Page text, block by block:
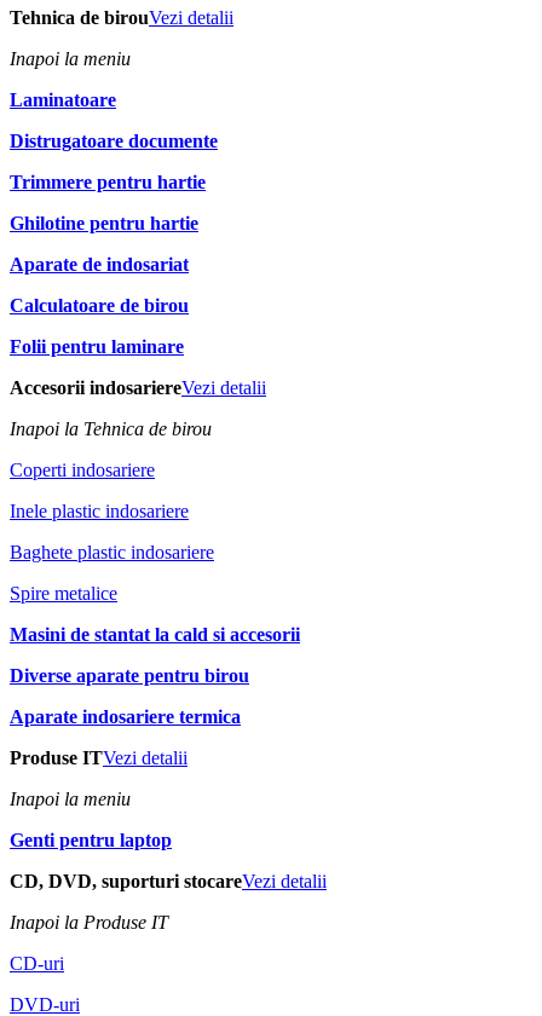
Tehnica de birouVezi detalii
Inapoi la meniu
Laminatoare
Distrugatoare documente
Trimmere pentru hartie
Ghilotine pentru hartie
Aparate de indosariat
Calculatoare de birou
Folii pentru laminare
Accesorii indosariereVezi detalii
Inapoi la Tehnica de birou
Coperti indosariere
Inele plastic indosariere
Baghete plastic indosariere
Spire metalice
Masini de stantat la cald si accesorii
Diverse aparate pentru birou
Aparate indosariere termica
Produse ITVezi detalii
Inapoi la meniu
Genti pentru laptop
CD, DVD, suporturi stocareVezi detalii
Inapoi la Produse IT
CD-uri
DVD-uri